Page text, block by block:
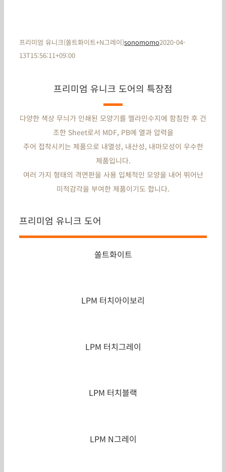
프리미엄 유니크(쏠트화이트+N그레이)sonomomo2020-04-
13T15:56:11+09:00
프리미엄 유니크 도어의 특장점
다양한 색상 무늬가 인쇄된 모양기를 멜라민수지에 함침한 후 건
조한 Sheet로서 MDF, PB에 열과 압력을
주어 접착시키는 제품으로 내열성, 내산성, 내마모성이 우수한
제품입니다.
여러 가지 형태의 격면판을 사용 입체적인 모양을 내어 뛰어난
미적감각을 부여한 제품이기도 합니다.
프리미엄 유니크 도어
쏠트화이트
LPM 터치아이보리
LPM 터치그레이
LPM 터치블랙
LPM N그레이